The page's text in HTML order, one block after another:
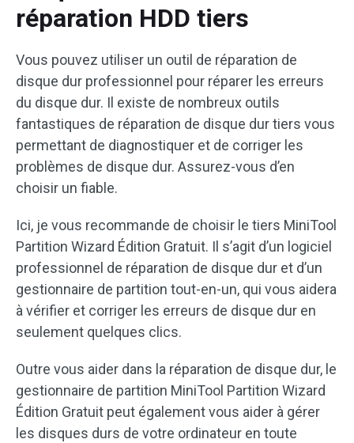
réparation HDD tiers
Vous pouvez utiliser un outil de réparation de
disque dur professionnel pour réparer les erreurs
du disque dur. Il existe de nombreux outils
fantastiques de réparation de disque dur tiers vous
permettant de diagnostiquer et de corriger les
problèmes de disque dur. Assurez-vous d’en
choisir un fiable.
Ici, je vous recommande de choisir le tiers MiniTool
Partition Wizard Édition Gratuit. Il s’agit d’un logiciel
professionnel de réparation de disque dur et d’un
gestionnaire de partition tout-en-un, qui vous aidera
à vérifier et corriger les erreurs de disque dur en
seulement quelques clics.
Outre vous aider dans la réparation de disque dur, le
gestionnaire de partition MiniTool Partition Wizard
Édition Gratuit peut également vous aider à gérer
les disques durs de votre ordinateur en toute